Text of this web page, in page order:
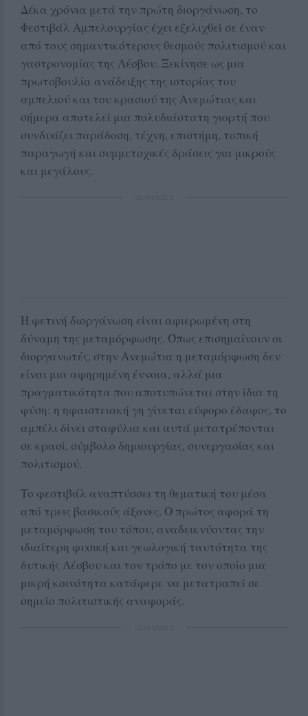
Δέκα χρόνια μετά την πρώτη διοργάνωση, το
Φεστιβάλ Αμπελουργίας έχει εξελιχθεί σε έναν
από τους σημαντικότερους θεσμούς πολιτισμού και
γαστρονομίας της Λέσβου. Ξεκίνησε ως μια
πρωτοβουλία ανάδειξης της ιστορίας του
αμπελιού και του κρασιού της Ανεμώτιας και
σήμερα αποτελεί μια πολυδιάστατη γιορτή που
συνδυάζει παράδοση, τέχνη, επιστήμη, τοπική
παραγωγή και συμμετοχικές δράσεις για μικρούς
και μεγάλους.
Η φετινή διοργάνωση είναι αφιερωμένη στη
δύναμη της μεταμόρφωσης. Όπως επισημαίνουν οι
διοργανωτές, στην Ανεμώτια η μεταμόρφωση δεν
είναι μια αφηρημένη έννοια, αλλά μια
πραγματικότητα που αποτυπώνεται στην ίδια τη
φύση: η ηφαιστειακή γη γίνεται εύφορο έδαφος, το
αμπέλι δίνει σταφύλια και αυτά μετατρέπονται
σε κρασί, σύμβολο δημιουργίας, συνεργασίας και
πολιτισμού.
Το φεστιβάλ αναπτύσσει τη θεματική του μέσα
από τρεις βασικούς άξονες. Ο πρώτος αφορά τη
μεταμόρφωση του τόπου, αναδεικνύοντας την
ιδιαίτερη φυσική και γεωλογική ταυτότητα της
δυτικής Λέσβου και τον τρόπο με τον οποίο μια
μικρή κοινότητα κατάφερε να μετατραπεί σε
σημείο πολιτιστικής αναφοράς.